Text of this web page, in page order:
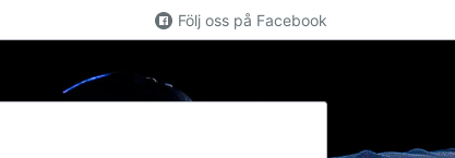
Följ oss på Facebook